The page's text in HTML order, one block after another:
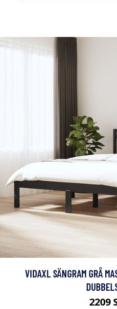
VIDAXL SÄNGRAM GRÅ
2209